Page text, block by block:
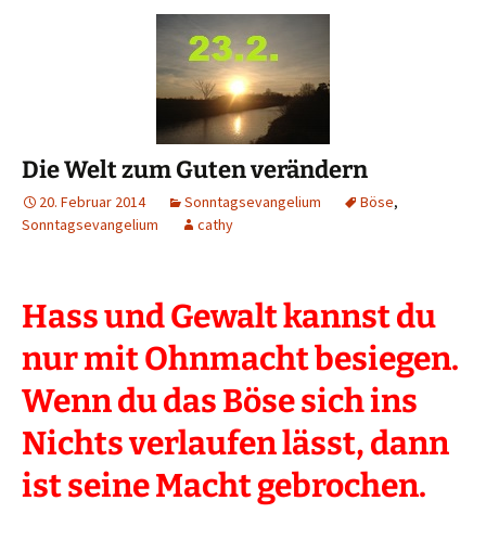
Die Welt zum Guten verändern
20. Februar 2014 Sonntagsevangelium Böse,
Sonntagsevangelium
cathy
Hass und Gewalt kannst du
nur mit Ohnmacht besiegen.
Wenn du das Böse sich ins
Nichts verlaufen lässt, dann
ist seine Macht gebrochen.